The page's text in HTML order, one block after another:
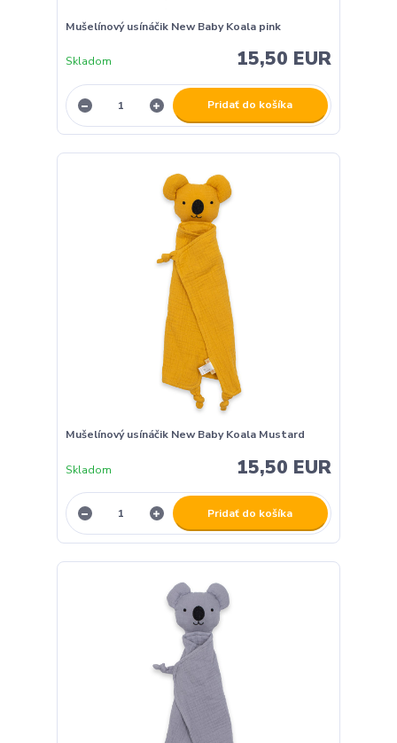
Mušelínový usínáčik New Baby Koala pink
15,50 EUR
Skladom
Pridať do košíka
Mušelínový usínáčik New Baby Koala Mustard
15,50 EUR
Skladom
Pridať do košíka